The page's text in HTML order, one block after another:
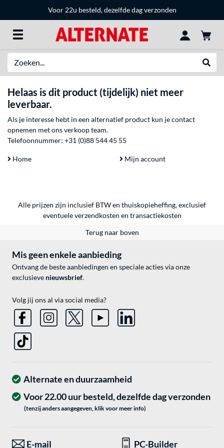
Voor 22u besteld, dezelfde dag verzonden
Helaas is dit product (tijdelijk) niet meer
leverbaar.
Als je interesse hebt in een alternatief product kun je contact
opnemen met ons verkoop team.
Telefoonnummer: +31 (0)88 544 45 55
Home Mijn account
Alle prijzen zijn inclusief BTW en thuiskopieheffing, exclusief
eventueleverzendkosten en transactiekosten
Terug naar boven
Mis geen enkele aanbieding
Ontvang de beste aanbiedingen en speciale acties via onze
exclusieve nieuwsbrief.
Volg jij ons al via social media?
Alternate en duurzaamheid
Voor 22.00 uur besteld, dezelfde dag verzonden
(tenzij anders aangegeven, klik voor meer info)
E-mail PC-Builder